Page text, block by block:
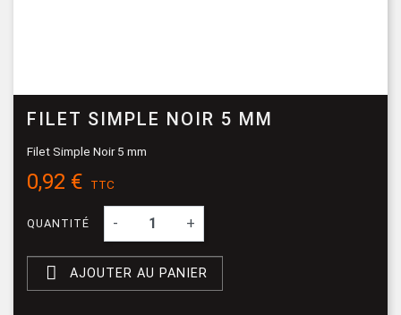
FILET SIMPLE NOIR 5 MM
Filet Simple Noir 5 mm
0,92 € TTC
QUANTITÉ - +
 AJOUTER AU PANIER